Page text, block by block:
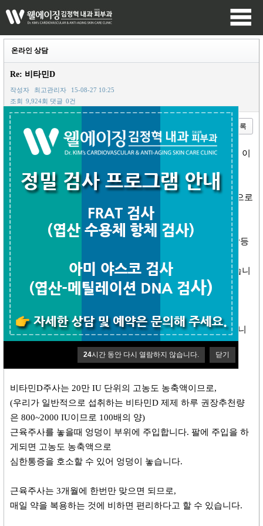
24시간 동안 다시 열람하지 않습니다. 닫기
온라인 상담
Re: 비타민D
작성자 최고관리자
15-08-27 10:25
조회 9,924회 댓글 0건
이전글 다음글 목록
본문
비타민D주사는 최근에 종편의 건강프로그램에서 소개가 된 이
후에
알반인들의 관심이 늘어난게 사실입니다.
우리나라 성인들의 80~90%가 비타민D 부족이나 결핍소견으로
통계결과가 나와있습니다.
비타민D가 부족하면 추후에 당뇨, 심근경색, 유방암, 대장암등
의 발현이 올라가며,
사망률까지도 증가한다고 최근 연구결과에서 언급하고 있습니
다.
웰에이징 김정혁내과 블로그에
비타민D의 유용성에 대한 내용이 대략 6편정도 실어놓았습니
다.
양질의 고급정보이므로 참고하시면 도움이 되실겁니다.^^,
비타민D주사는 20만 IU 단위의 고농도 농축액이므로,
(우리가 일반적으로 섭취하는 비타민D 제제 하루 권장추천량
은 800~2000 IU이므로 100배의 양)
근육주사를 놓을때 엉덩이 부위에 주입합니다. 팔에 주입을 하
게되면 고농도 농축액으로
심한통증을 호소할 수 있어 엉덩이 놓습니다.
근육주사는 3개월에 한번만 맞으면 되므로,
매일 약을 복용하는 것에 비하면 편리하다고 할 수 있습니다.